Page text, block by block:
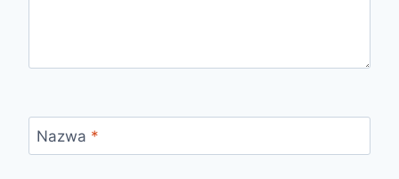
Nazwa *